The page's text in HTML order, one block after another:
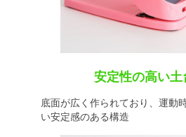
安定性の高い土
底面が広く作られており、運動
い安定感のある構造